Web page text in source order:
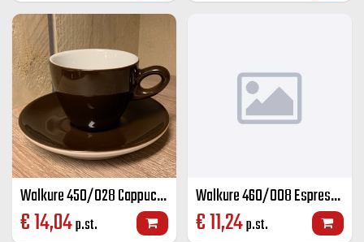
Walkure 450/028 Cappuccino groot K+S kleur 28 cl
€14,04p.st.
Walkure 460/008 Espresso K+S kleur 8 cl
€11,24p.st.